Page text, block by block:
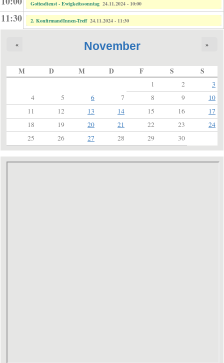
Gottesdienst - Ewigkeitssonntag 24.11.2024 - 10:00
11:30 2. KonfirmandInnen-Treff 24.11.2024 - 11:30
November
« »
M D M D F S S
1 2
3
4
5 6 7 8 9
10
11
12 13 14 15 16
17
18
19 20 21 22 23
24
25
26 27 28 29 30